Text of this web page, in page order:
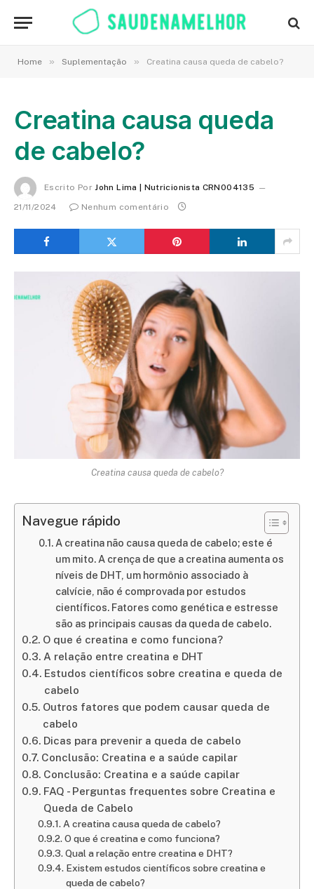
Home » Suplementação » Creatina causa queda de cabelo?
Creatina causa queda
de cabelo?
Escrito Por John Lima | Nutricionista CRN004135
21/11/2024
Nenhum comentário
Creatina causa queda de cabelo?
Navegue rápido
A creatina não causa queda de cabelo; este é
um mito. A crença de que a creatina aumenta os
níveis de DHT, um hormônio associado à
calvície, não é comprovada por estudos
científicos. Fatores como genética e estresse
são as principais causas da queda de cabelo.
O que é creatina e como funciona?
A relação entre creatina e DHT
Estudos científicos sobre creatina e queda de
cabelo
Outros fatores que podem causar queda de
cabelo
Dicas para prevenir a queda de cabelo
Conclusão: Creatina e a saúde capilar
Conclusão: Creatina e a saúde capilar
FAQ - Perguntas frequentes sobre Creatina e
Queda de Cabelo
A creatina causa queda de cabelo?
O que é creatina e como funciona?
Qual a relação entre creatina e DHT?
Existem estudos científicos sobre creatina e
queda de cabelo?